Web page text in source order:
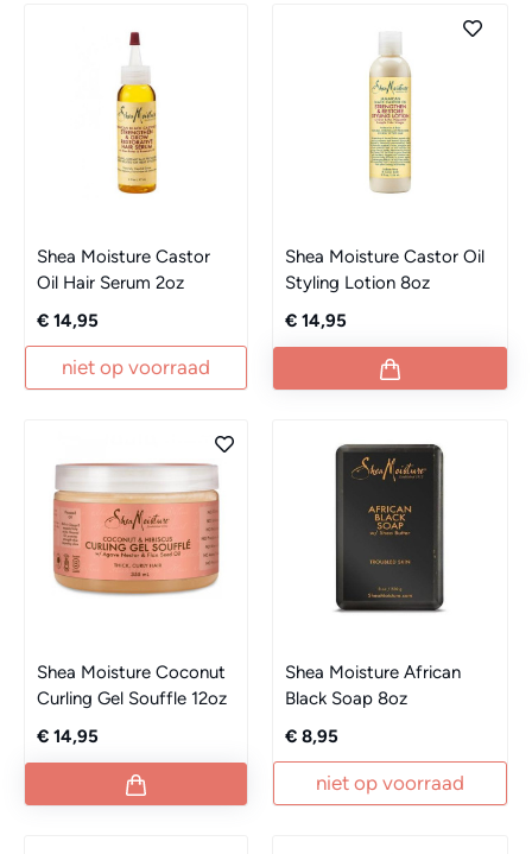
Shea Moisture Castor
Oil Hair Serum 2oz
€ 14,95
niet op voorraad
Shea Moisture Castor Oil
Styling Lotion 8oz
€ 14,95
Shea Moisture Coconut
Curling Gel Souffle 12oz
€ 14,95
Shea Moisture African
Black Soap 8oz
€ 8,95
niet op voorraad